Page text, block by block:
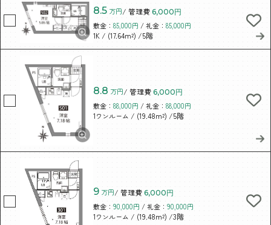
8.5 万円/ 管理費 6,000円
敷金：85,000円 / 礼金：85,000円
1K / (17.64m²) /5階
8.8 万円/ 管理費 6,000円
敷金：88,000円 / 礼金：88,000円
1ワンルーム / (19.48m²) /5階
9 万円/ 管理費 6,000円
敷金：90,000円 / 礼金：90,000円
1ワンルーム / (19.48m²) /3階